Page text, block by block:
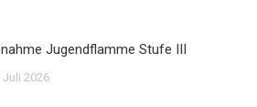
Jugendflamme Stufe III
Juli 2026